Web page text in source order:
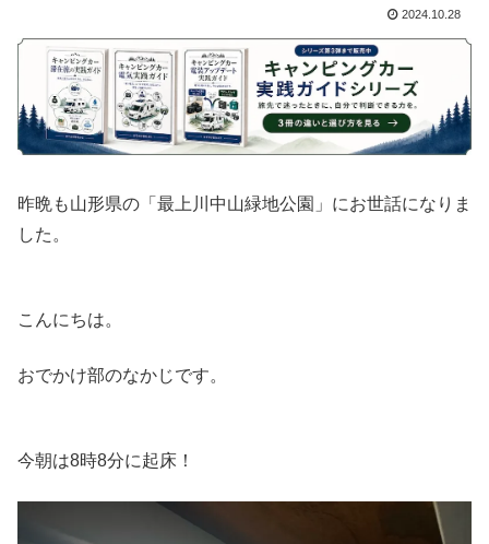
2024.10.28
昨晩も山形県の「最上川中山緑地公園」にお世話になりま
した。
こんにちは。
おでかけ部のなかじです。
今朝は8時8分に起床！